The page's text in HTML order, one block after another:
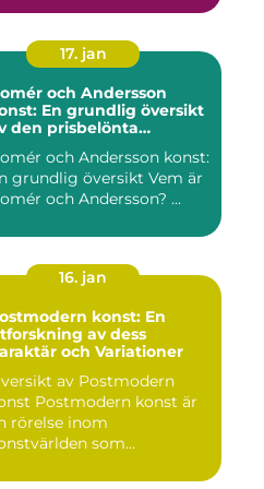
17. jan
och Andersson
En grundlig översikt
den prisbelönta
och Andersson konst:
grundlig översikt Vem är
Gomér och Andersson? ...
16. jan
konst: En
av dess
och Variationer
av Postmodern
konst är
rörelse inom
som